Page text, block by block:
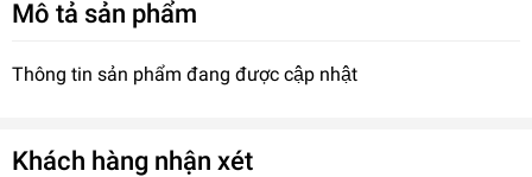
Mô tả sản phẩm
Thông tin sản phẩm đang được cập nhật
Khách hàng nhận xét